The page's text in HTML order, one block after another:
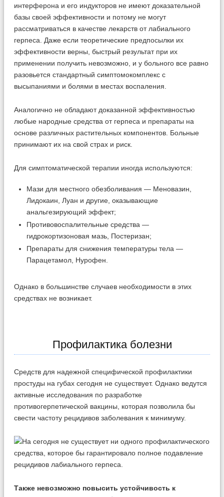
интерферона и его индукторов не имеют доказательной
базы своей эффективности и потому не могут
рассматриваться в качестве лекарств от лабиального
герпеса. Даже если теоретические предпосылки их
эффективности верны, быстрый результат при их
применении получить невозможно, и у больного все равно
разовьется стандартный симптомокомплекс с
высыпаниями и болями в местах воспаления.
Аналогично не обладают доказанной эффективностью
любые народные средства от герпеса и препараты на
основе различных растительных компонентов. Больные
принимают их на свой страх и риск.
Для симптоматической терапии иногда используются:
Мази для местного обезболивания — Меновазин,
Лидокаин, Луан и другие, оказывающие
анальгезирующий эффект;
Противовоспалительные средства —
гидрокортизоновая мазь, Постеризан;
Препараты для снижения температуры тела —
Парацетамол, Нурофен.
Однако в большинстве случаев необходимости в этих
средствах не возникает.
Профилактика болезни
Средств для надежной специфической профилактики
простуды на губах сегодня не существует. Однако ведутся
активные исследования по разработке
противогерпетической вакцины, которая позволила бы
свести частоту рецидивов заболевания к минимуму.
Также невозможно повысить устойчивость к